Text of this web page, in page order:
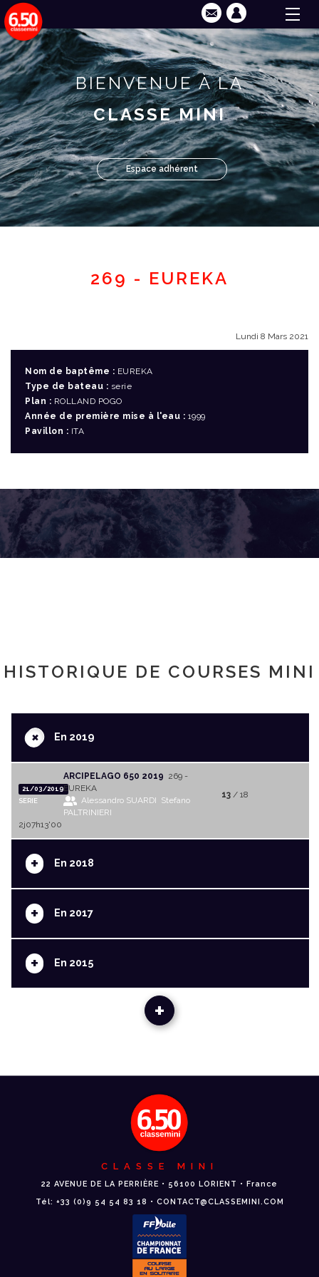
BIENVENUE À LA
CLASSE MINI
Espace adhérent
269 - EUREKA
Lundi 8 Mars 2021
Nom de baptême : EUREKA
Type de bateau : serie
Plan : ROLLAND POGO
Année de première mise à l'eau : 1999
Pavillon : ITA
HISTORIQUE DE COURSES MINI
+En 2019
21/03/2019
SERIE
ARCIPELAGO 650 2019 269 -
EUREKA
Alessandro SUARDI Stefano
PALTRINIERI
13/ 18
2j07h13'00
+ En 2018
+ En 2017
+ En 2015
+
CLASSE MINI
22 AVENUE DE LA PERRIÈRE • 56100 LORIENT • France
Tél: +33 (0)9 54 54 83 18 • CONTACT@CLASSEMINI.COM